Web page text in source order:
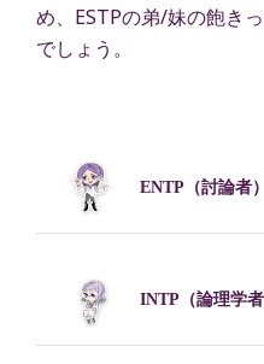
め、ESTPの弟/妹の飽き
でしょう。
ENTP （討論者
INTP （論理学